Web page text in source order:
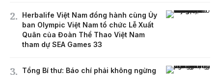
Herbalife Việt Nam đồng hành cùng Ủy
ban Olympic Việt Nam tổ chức Lễ Xuất
Quân của Đoàn Thể Thao Việt Nam
tham dự SEA Games 33
Tổng Bí thư: Báo chí phải không ngừng